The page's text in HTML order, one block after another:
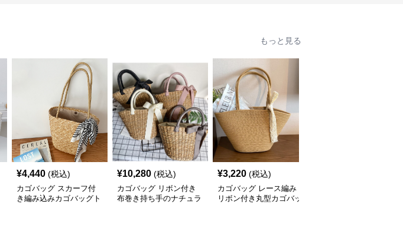
もっと見る
¥4,440 (税込)
カゴバッグ スカーフ付
き編み込みカゴバッグト
¥10,280 (税込)
カゴバッグ リボン付き
布巻き持ち手のナチュラ
¥3,220 (税込)
カゴバッグ レース編み
リボン付き丸型カゴバッ